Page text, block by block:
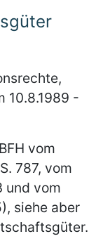
10.8.1989 -
vom
787, vom
und vom
siehe aber